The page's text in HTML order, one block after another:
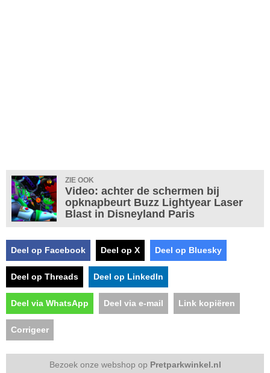
ZIE OOK
Video: achter de schermen bij
opknapbeurt Buzz Lightyear Laser
Blast in Disneyland Paris
Deel op Facebook Deel op X Deel op Bluesky
Deel op Threads Deel op LinkedIn
Deel via WhatsApp Deel via e-mail Link kopiëren
Corrigeer
Bezoek onze webshop op Pretparkwinkel.nl